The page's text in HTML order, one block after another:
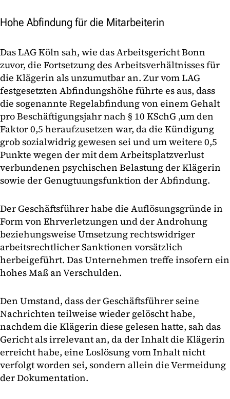
Hohe Abfindung für die Mitarbeiterin
Das LAG Köln sah, wie das Arbeitsgericht Bonn
zuvor, die Fortsetzung des Arbeitsverhältnisses für
die Klägerin als unzumutbar an. Zur vom LAG
festgesetzten Abfindungshöhe führte es aus, dass
die sogenannte Regelabfindung von einem Gehalt
pro Beschäftigungsjahr nach § 10 KSchG ,um den
Faktor 0,5 heraufzusetzen war, da die Kündigung
grob sozialwidrig gewesen sei und um weitere 0,5
Punkte wegen der mit dem Arbeitsplatzverlust
verbundenen psychischen Belastung der Klägerin
sowie der Genugtuungsfunktion der Abfindung.
Der Geschäftsführer habe die Auflösungsgründe in
Form von Ehrverletzungen und der Androhung
beziehungsweise Umsetzung rechtswidriger
arbeitsrechtlicher Sanktionen vorsätzlich
herbeigeführt. Das Unternehmen treffe insofern ein
hohes Maß an Verschulden.
Den Umstand, dass der Geschäftsführer seine
Nachrichten teilweise wieder gelöscht habe,
nachdem die Klägerin diese gelesen hatte, sah das
Gericht als irrelevant an, da der Inhalt die Klägerin
erreicht habe, eine Loslösung vom Inhalt nicht
verfolgt worden sei, sondern allein die Vermeidung
der Dokumentation.